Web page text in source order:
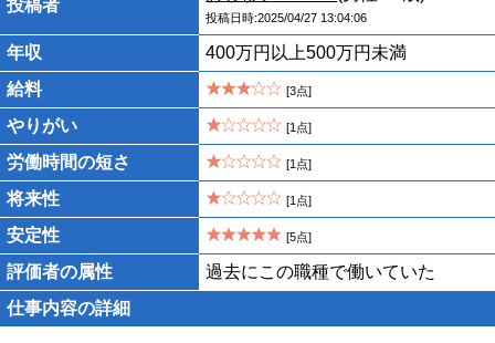
投稿者
投稿日時:2025/04/27 13:04:06
年収
400万円以上500万円未満
給料
[3点]
やりがい [1点]
労働時間の短さ [1点]
将来性 [1点]
安定性 [5点]
評価者の属性
過去にこの職種で働いていた
仕事内容の詳細